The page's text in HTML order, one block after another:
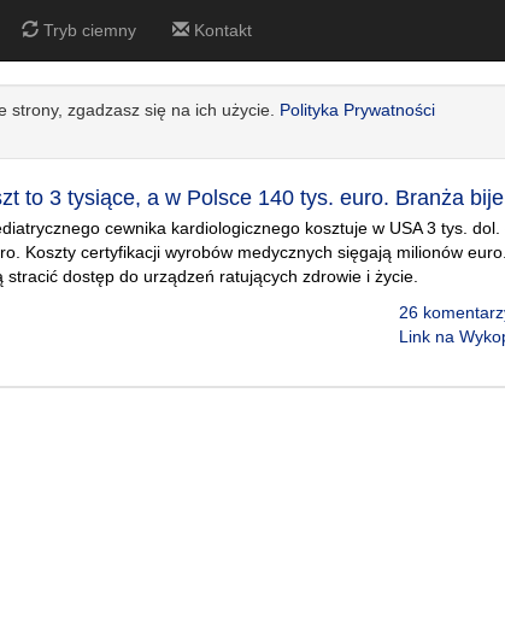
Tryb ciemny Kontakt
strony, zgadzasz się na ich użycie. Polityka Prywatności
to 3 tysiące, a w Polsce 140 tys. euro. Branża
cewnika kardiologicznego kosztuje w USA 3 tys.
Koszty certyfikacji wyrobów medycznych sięgają milionów
stracić dostęp do urządzeń ratujących zdrowie i życie.
26
Link na